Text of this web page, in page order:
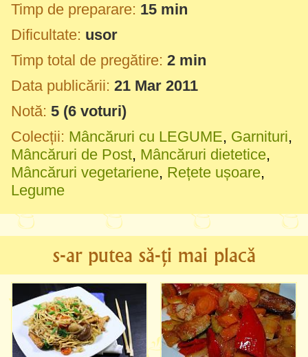
Timp de preparare: 15 min
Dificultate: usor
Timp total de pregătire: 2 min
Data publicării: 21 Mar 2011
Notă: 5 (6 voturi)
Colecții: Mâncăruri cu LEGUME, Garnituri,
Mâncăruri de Post, Mâncăruri dietetice,
Mâncăruri vegetariene, Rețete ușoare,
Legume
s-ar putea să-ți mai placă